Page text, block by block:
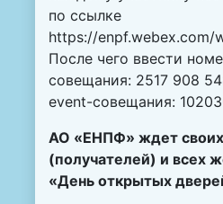
по ссылке
https://enpf.webex.com/
После чего ввести
совещания: 2517 908
event-совещания:
АО «ЕНПФ» ждет своих
(получателей) и всех
«День открытых